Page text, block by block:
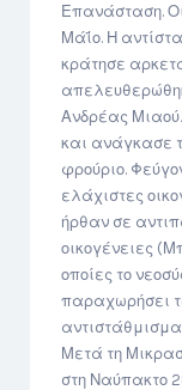
Επανάσταση.
Μάΐο. Η
κράτησε
Ανδρέας
και ανάγκασε
φρούριο.
ελάχιστες
ήρθαν σε
οικογένειες
οποίες το
παραχωρήσει
Μετά τη
στη Ναύπακτο